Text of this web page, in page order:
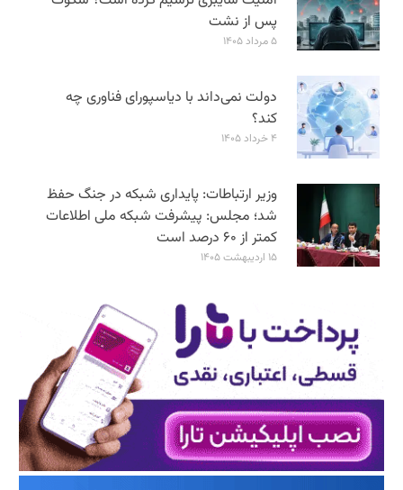
پس از نشت
۵ مرداد ۱۴۰۵
دولت نمی‌داند با دیاسپورای فناوری چه
کند؟
۴ خرداد ۱۴۰۵
وزیر ارتباطات: پایداری شبکه در جنگ حفظ
شد؛ مجلس: پیشرفت شبکه ملی اطلاعات
کمتر از ۶۰ درصد است
۱۵ اردیبهشت ۱۴۰۵